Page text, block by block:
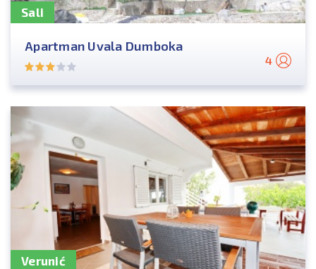
Sali
Apartman Uvala Dumboka
4
Verunić